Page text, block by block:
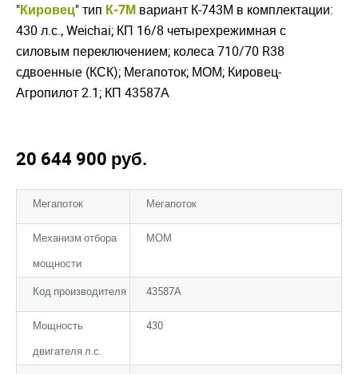
"Кировец" тип К-7М вариант К-743М в комплектации:
430 л.с., Weichai; КП 16/8 четырехрежимная с
силовым переключением; колеса 710/70 R38
сдвоенные (КСК); Мегапоток; МОМ; Кировец-
Агропилот 2.1; КП 43587А
20 644 900 руб.
Мегапоток Мегапоток
Механизм отбора
мощности
МОМ
Код производителя 43587А
Мощность
двигателя л.с.
430